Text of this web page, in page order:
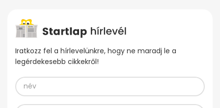
Iratkozz fel a hírlevelünkre, hogy ne maradj le a
legérdekesebb cikkekről!